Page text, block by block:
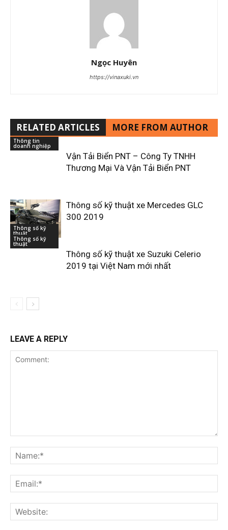
Ngọc Huyên
https://vinaxuki.vn
RELATED ARTICLES MORE FROM AUTHOR
Thông tin
doanh nghiệp
Vận Tải Biển PNT – Công Ty TNHH
Thương Mại Và Vận Tải Biển PNT
Thông số kỹ
thuật
Thông số kỹ thuật xe Mercedes GLC
300 2019
Thông số kỹ
thuật
Thông số kỹ thuật xe Suzuki Celerio
2019 tại Việt Nam mới nhất
LEAVE A REPLY